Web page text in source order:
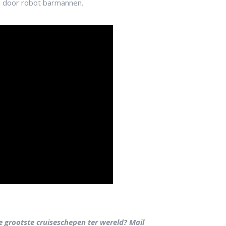
door robot barmannen.
cruiseschepen ter wereld? Mail